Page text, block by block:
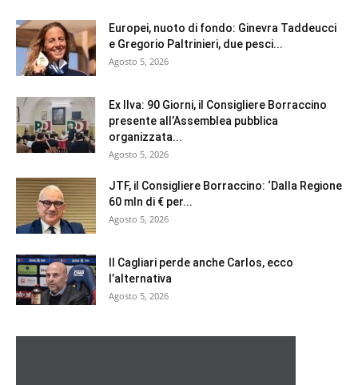
Europei, nuoto di fondo: Ginevra Taddeucci
e Gregorio Paltrinieri, due pesci...
Agosto 5, 2026
Ex Ilva: 90 Giorni, il Consigliere Borraccino
presente all’Assemblea pubblica
organizzata...
Agosto 5, 2026
JTF, il Consigliere Borraccino: ‘Dalla Regione
60 mln di € per...
Agosto 5, 2026
Il Cagliari perde anche Carlos, ecco
l’alternativa
Agosto 5, 2026